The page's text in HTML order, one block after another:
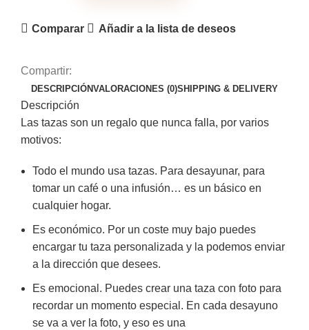
Comparar Añadir a la lista de deseos
Compartir:
DESCRIPCIÓNVALORACIONES (0)SHIPPING & DELIVERY
Descripción
Las tazas son un regalo que nunca falla, por varios
motivos:
Todo el mundo usa tazas. Para desayunar, para
tomar un café o una infusión… es un básico en
cualquier hogar.
Es económico. Por un coste muy bajo puedes
encargar tu taza personalizada y la podemos enviar
a la dirección que desees.
Es emocional. Puedes crear una taza con foto para
recordar un momento especial. En cada desayuno
se va a ver la foto, y eso es una